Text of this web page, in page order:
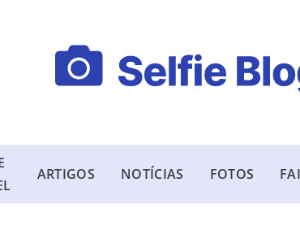
ARTIGOS NOTÍCIAS FOTOS